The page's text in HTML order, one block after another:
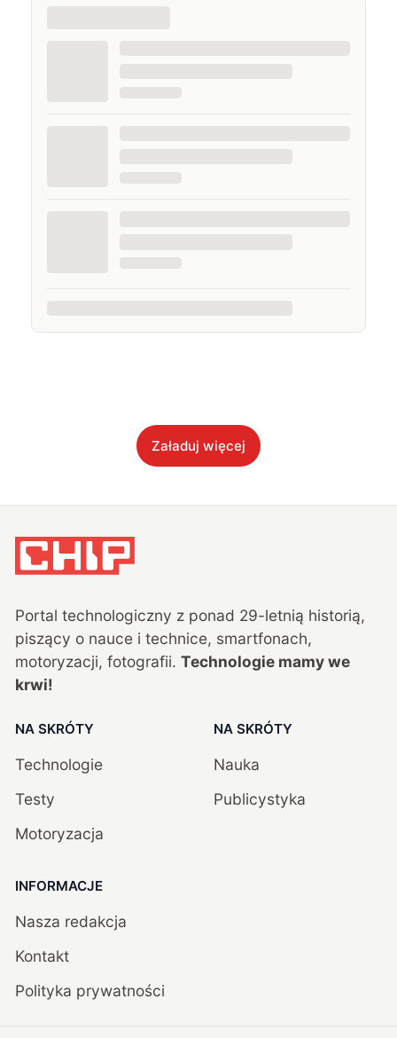
Załaduj więcej
Portal technologiczny z ponad 29-letnią historią,
piszący o nauce i technice, smartfonach,
motoryzacji, fotografii. Technologie mamy we
krwi!
NA SKRÓTY
Technologie
Testy
Motoryzacja
NA SKRÓTY
Nauka
Publicystyka
INFORMACJE
Nasza redakcja
Kontakt
Polityka prywatności